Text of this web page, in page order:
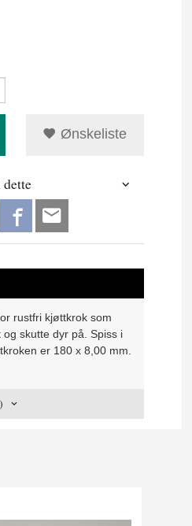
Ønskeliste
rustfri kjøttkrok som
skutte dyr på. Spiss i
er 180 x 8,00 mm.